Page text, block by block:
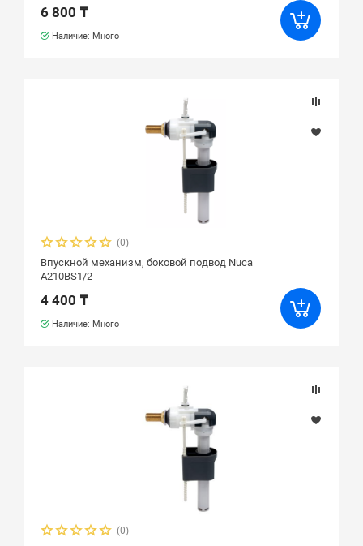
6 800 ₸
Наличие: Много
(0)
Впускной механизм, боковой подвод Nuca
A210BS1/2
4 400 ₸
Наличие: Много
(0)